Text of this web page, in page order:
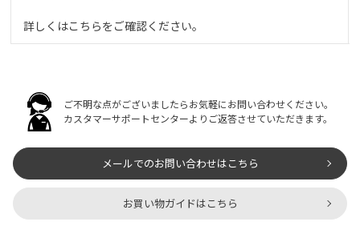
詳しくはこちらをご確認ください。
ご不明な点がございましたらお気軽にお問い合わせください。
カスタマーサポートセンターよりご返答させていただきます。
メールでのお問い合わせはこちら
お買い物ガイドはこちら